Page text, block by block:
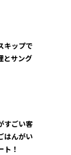
キップで
とサング
すごい客
はんがい
！